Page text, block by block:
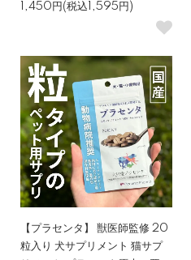
1,450円(税込1,595円)
【プラセンタ】 獣医師監修 20
粒入り 犬サプリメント 猫サプ